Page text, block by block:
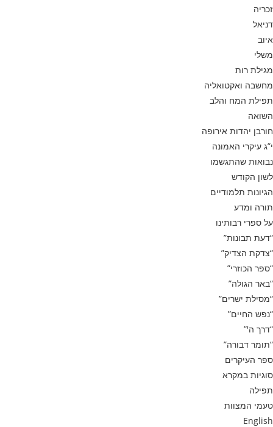
זכריה
דניאל
איוב
משלי
מגילת רות
מחשבה ואקטואליה
תפילת המח והלב
השואה
חורבן יהדות אירופה
י”ג עיקרי האמונה
נבואות שהתגשמו
לשון הקודש
הגיונות תלמודיים
תורה ומדע
על ספרי רבותינו
“דעת תבונות”
“צדקת הצדיק”
“ספר הכוזרי”
“באר הגולה”
“מסילת ישרים”
“נפש החיים”
“דרך ה'”
“תומר דבורה”
ספר העיקרים
סוגיות במקרא
תפילה
טעמי המצוות
English